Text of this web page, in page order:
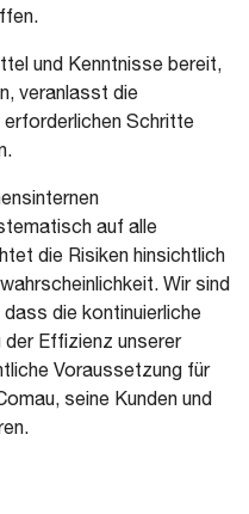
und Kenntnisse bereit,
veranlasst die
erforderlichen Schritte
auf alle
die Risiken hinsichtlich
Wir sind
die kontinuierliche
der Effizienz unserer
Voraussetzung für
seine Kunden und